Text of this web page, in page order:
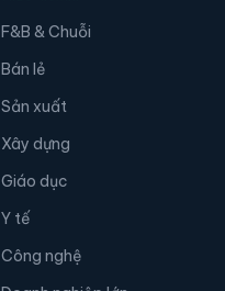
F&B & Chuỗi
Bán lẻ
Sản xuất
Xây dựng
Giáo dục
Y tế
Công nghệ